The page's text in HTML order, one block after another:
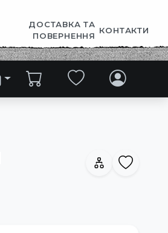
ДОСТАВКА ТА
ПОВЕРНЕННЯ
КОНТАКТИ